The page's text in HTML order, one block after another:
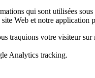
qui sont utilisées
Web et notre
traquions votre visiteur
Analytics tracking.